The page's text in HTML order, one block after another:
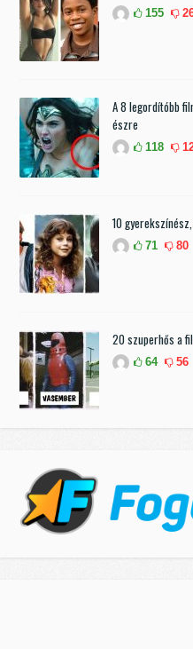
155
A 8 legordítóbb
észre
118
10
71 80
20 szuperhős a
64 56